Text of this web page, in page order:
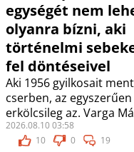
egységét nem
olyanra bízni, aki
történelmi
fel döntéseivel
Aki 1956 gyilkosait
cserben, az
erkölcsileg az. Varga
2026.08.10 03:58
10
0 19